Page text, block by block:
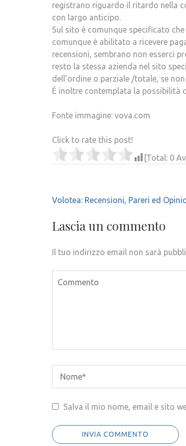
registrano riguardo il ritardo nella
con largo anticipo.
Sul sito è comunque specificato che
comunque è abilitato a ricevere
recensioni, sembrano non esserci
resto la stessa azienda nel sito
dell’ordine o parziale /totale, se
É inoltre contemplata la possibilità
Fonte immagine: vova.com
Click to rate this post!
[Total: 0
Navigazione
Volotea: Recensioni, Pareri ed
Lascia un commento
Il tuo indirizzo email non sarà
Salva il mio nome, email e sito